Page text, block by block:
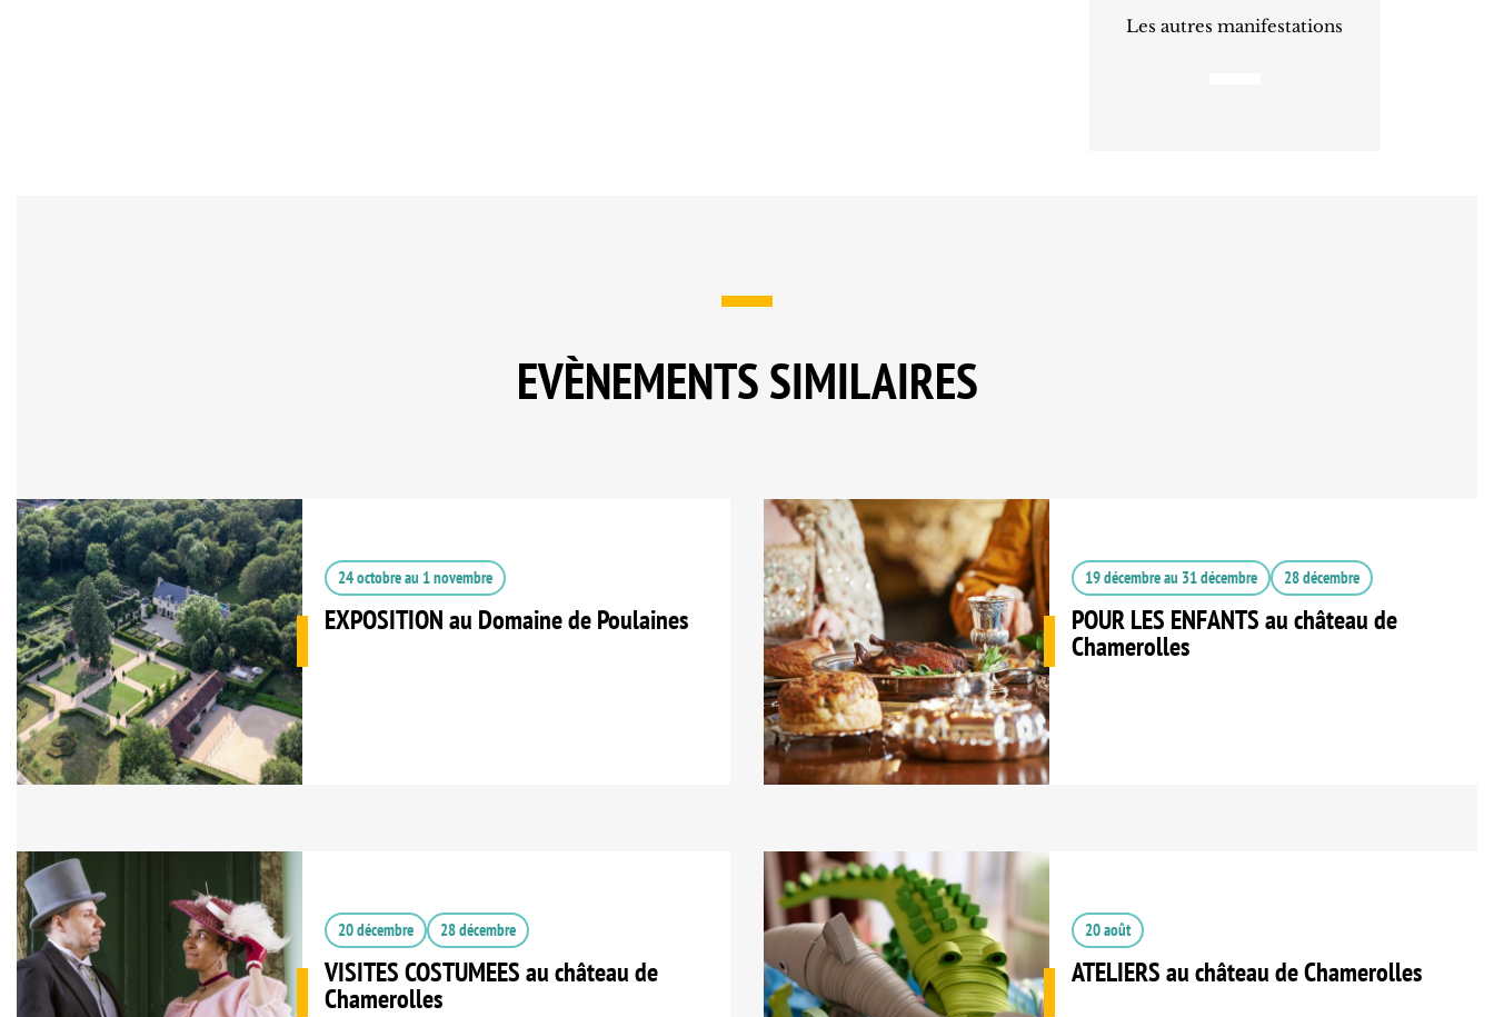
Les autres manifestations
EVÈNEMENTS SIMILAIRES
24 octobreau 1 novembre
EXPOSITION au Domaine de Poulaines
19 décembreau 31 décembre 28 décembre
POUR LES ENFANTS au château de
Chamerolles
20 décembre 28 décembre
VISITES COSTUMEES au château de
Chamerolles
20 août
ATELIERS au château de Chamerolles